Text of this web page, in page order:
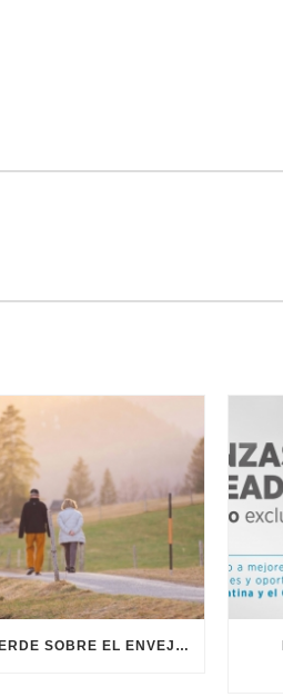
LIBRO VERDE SOBRE EL ENVEJECIMIENTO